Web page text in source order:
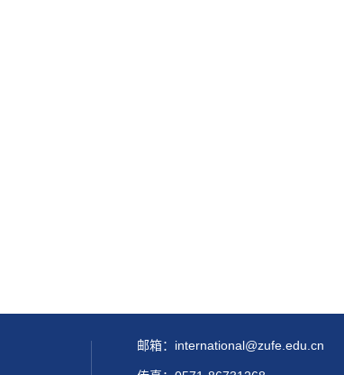
邮箱：international@zufe.edu.cn